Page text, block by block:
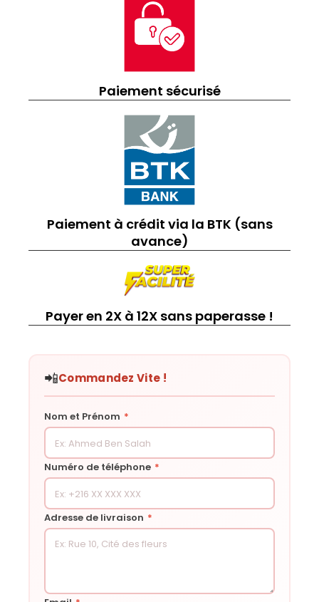
Paiement sécurisé
Paiement à crédit via la BTK (sans
avance)
Payer en 2X à 12X sans paperasse !
📲Commandez Vite !
Nom et Prénom *
Numéro de téléphone *
Adresse de livraison *